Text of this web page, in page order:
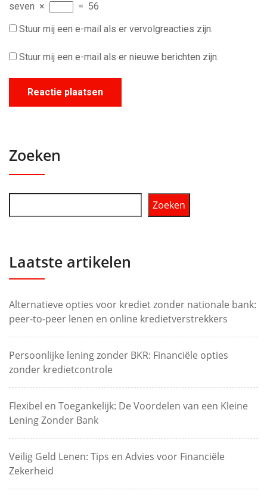
seven × = 56
Stuur mij een e-mail als er vervolgreacties zijn.
Stuur mij een e-mail als er nieuwe berichten zijn.
Zoeken
Zoeken
Laatste artikelen
Alternatieve opties voor krediet zonder nationale bank:
peer-to-peer lenen en online kredietverstrekkers
Persoonlijke lening zonder BKR: Financiële opties
zonder kredietcontrole
Flexibel en Toegankelijk: De Voordelen van een Kleine
Lening Zonder Bank
Veilig Geld Lenen: Tips en Advies voor Financiële
Zekerheid